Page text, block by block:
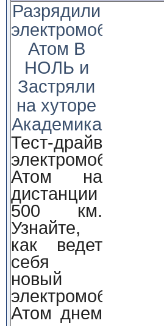
Разрядили
электромобиль
Атом В
НОЛЬ и
Застряли
на хуторе
Академика
Тест-драйв
электромобиля
Атом на
дистанции
500 км.
Узнайте,
как ведет
себя
новый
электромобиль
Атом днем